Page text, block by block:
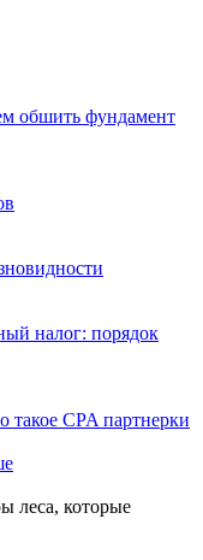
обшить фундамент
налог: порядок
такое CPA партнерки
леса, которые